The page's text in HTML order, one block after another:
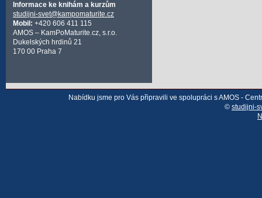
Informace ke knihám a kurzům
studijni-svet@kampomaturite.cz
Mobil: +420 606 411 115
AMOS – KamPoMaturite.cz, s.r.o.
Dukelských hrdinů 21
170 00 Praha 7
Nabídku jsme pro Vás připravili ve spolupráci s AMOS -
© studijni-